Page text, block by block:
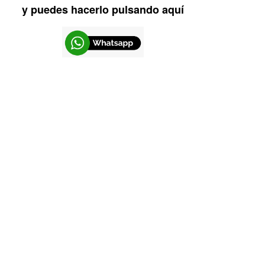
y puedes hacerlo pulsando aquí